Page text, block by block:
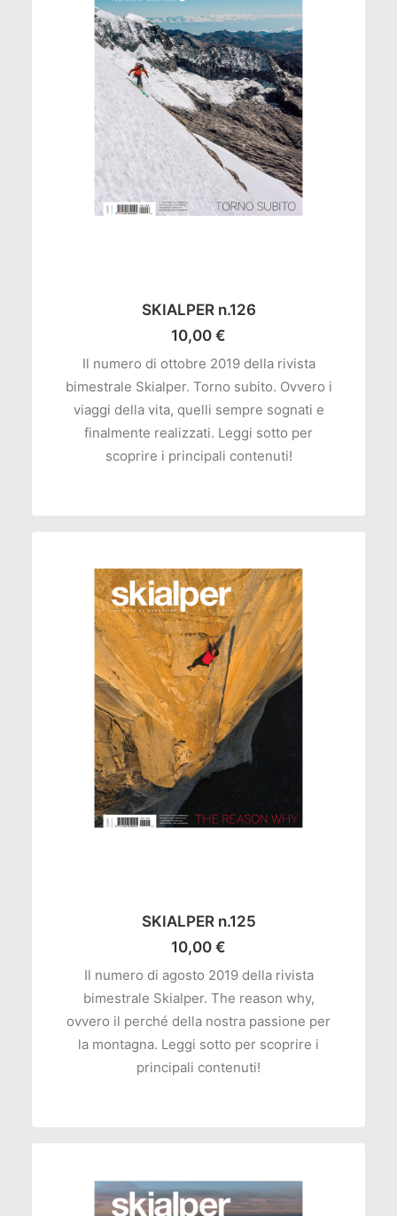
SKIALPER n.126
10,00 €
Il numero di ottobre 2019 della rivista
bimestrale Skialper. Torno subito. Ovvero i
viaggi della vita, quelli sempre sognati e
finalmente realizzati. Leggi sotto per
scoprire i principali contenuti!
SKIALPER n.125
10,00 €
Il numero di agosto 2019 della rivista
bimestrale Skialper. The reason why,
ovvero il perché della nostra passione per
la montagna. Leggi sotto per scoprire i
principali contenuti!